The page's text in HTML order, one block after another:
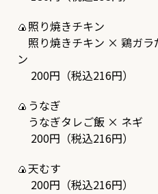
🍙照り焼きチキン
照り焼きチキン × 鶏ガラ
ン
200円（税込216円）
🍙うなぎ
うなぎタレご飯 × ネギ
200円（税込216円）
🍙天むす
200円（税込216円）